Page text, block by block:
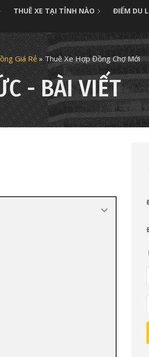
THUÊ XE TẠI TỈNH NÀO ĐIỂM DU
Giá Rẻ»Thuê Xe Hợp Đồng Chợ Mới
- BÀI VIẾT